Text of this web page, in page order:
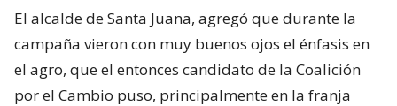
El alcalde de Santa Juana, agregó que durante la
campaña vieron con muy buenos ojos el énfasis en
el agro, que el entonces candidato de la Coalición
por el Cambio puso, principalmente en la franja